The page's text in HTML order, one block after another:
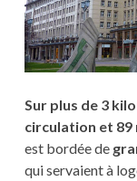
Sur plus de 3
circulation et
est bordée de
qui servaient à